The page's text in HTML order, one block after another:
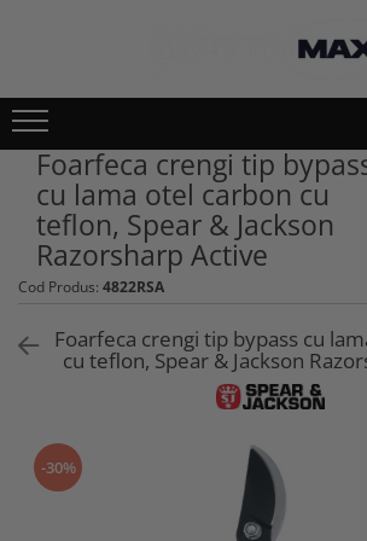
Imbracaminte lucru
Geci
Camasi
Bluze si hanorace
Tricouri
Caciuli si gulere
Pantaloni si salopete
Pelerine
Base layers
Incaltaminte protectie
Unelte gradinarit
Atomizoare si stropitori
Cultivatoare
Seturi unelte gradinarit
Plantatoare
Foarfeci gradinarit
Macete si seceri
Sere si paturi
Unelte constructii
Foarfeca crengi tip
cu lama otel carbon cu
teflon, Spear & Jackson
Razorsharp Active
Cod Produs: 4822RSA
Foarfeca crengi tip bypass cu
cu teflon, Spear & Jackson
-30%